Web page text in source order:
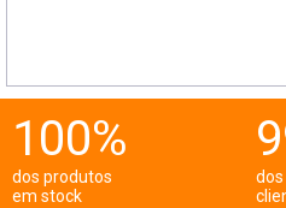
100%
dos produtos
em stock